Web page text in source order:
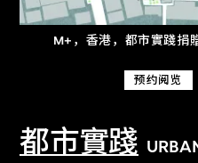
M+，香港，都市實踐捐
预约阅览
都市實踐
探索世界顶级的二